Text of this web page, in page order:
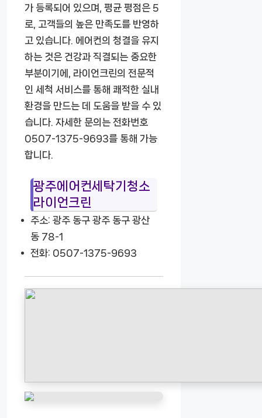
가 등록되어 있으며, 평균 평점은 5
로, 고객들의 높은 만족도를 반영하
고 있습니다. 에어컨의 청결을 유지
하는 것은 건강과 직결되는 중요한
부분이기에, 라이언크린의 전문적
인 세척 서비스를 통해 쾌적한 실내
환경을 만드는 데 도움을 받을 수 있
습니다. 자세한 문의는 전화번호
0507-1375-9693를 통해 가능
합니다.
광주에어컨세탁기청소
라이언크린
주소: 광주 동구 광주 동구 광산
동 78-1
전화: 0507-1375-9693